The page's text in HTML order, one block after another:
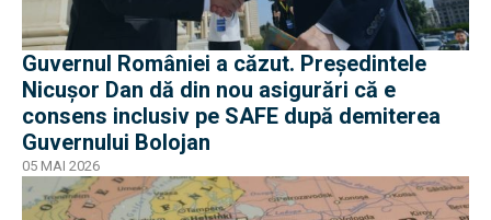
Guvernul României a căzut. Președintele
Nicușor Dan dă din nou asigurări că e
consens inclusiv pe SAFE după demiterea
Guvernului Bolojan
05 MAI 2026